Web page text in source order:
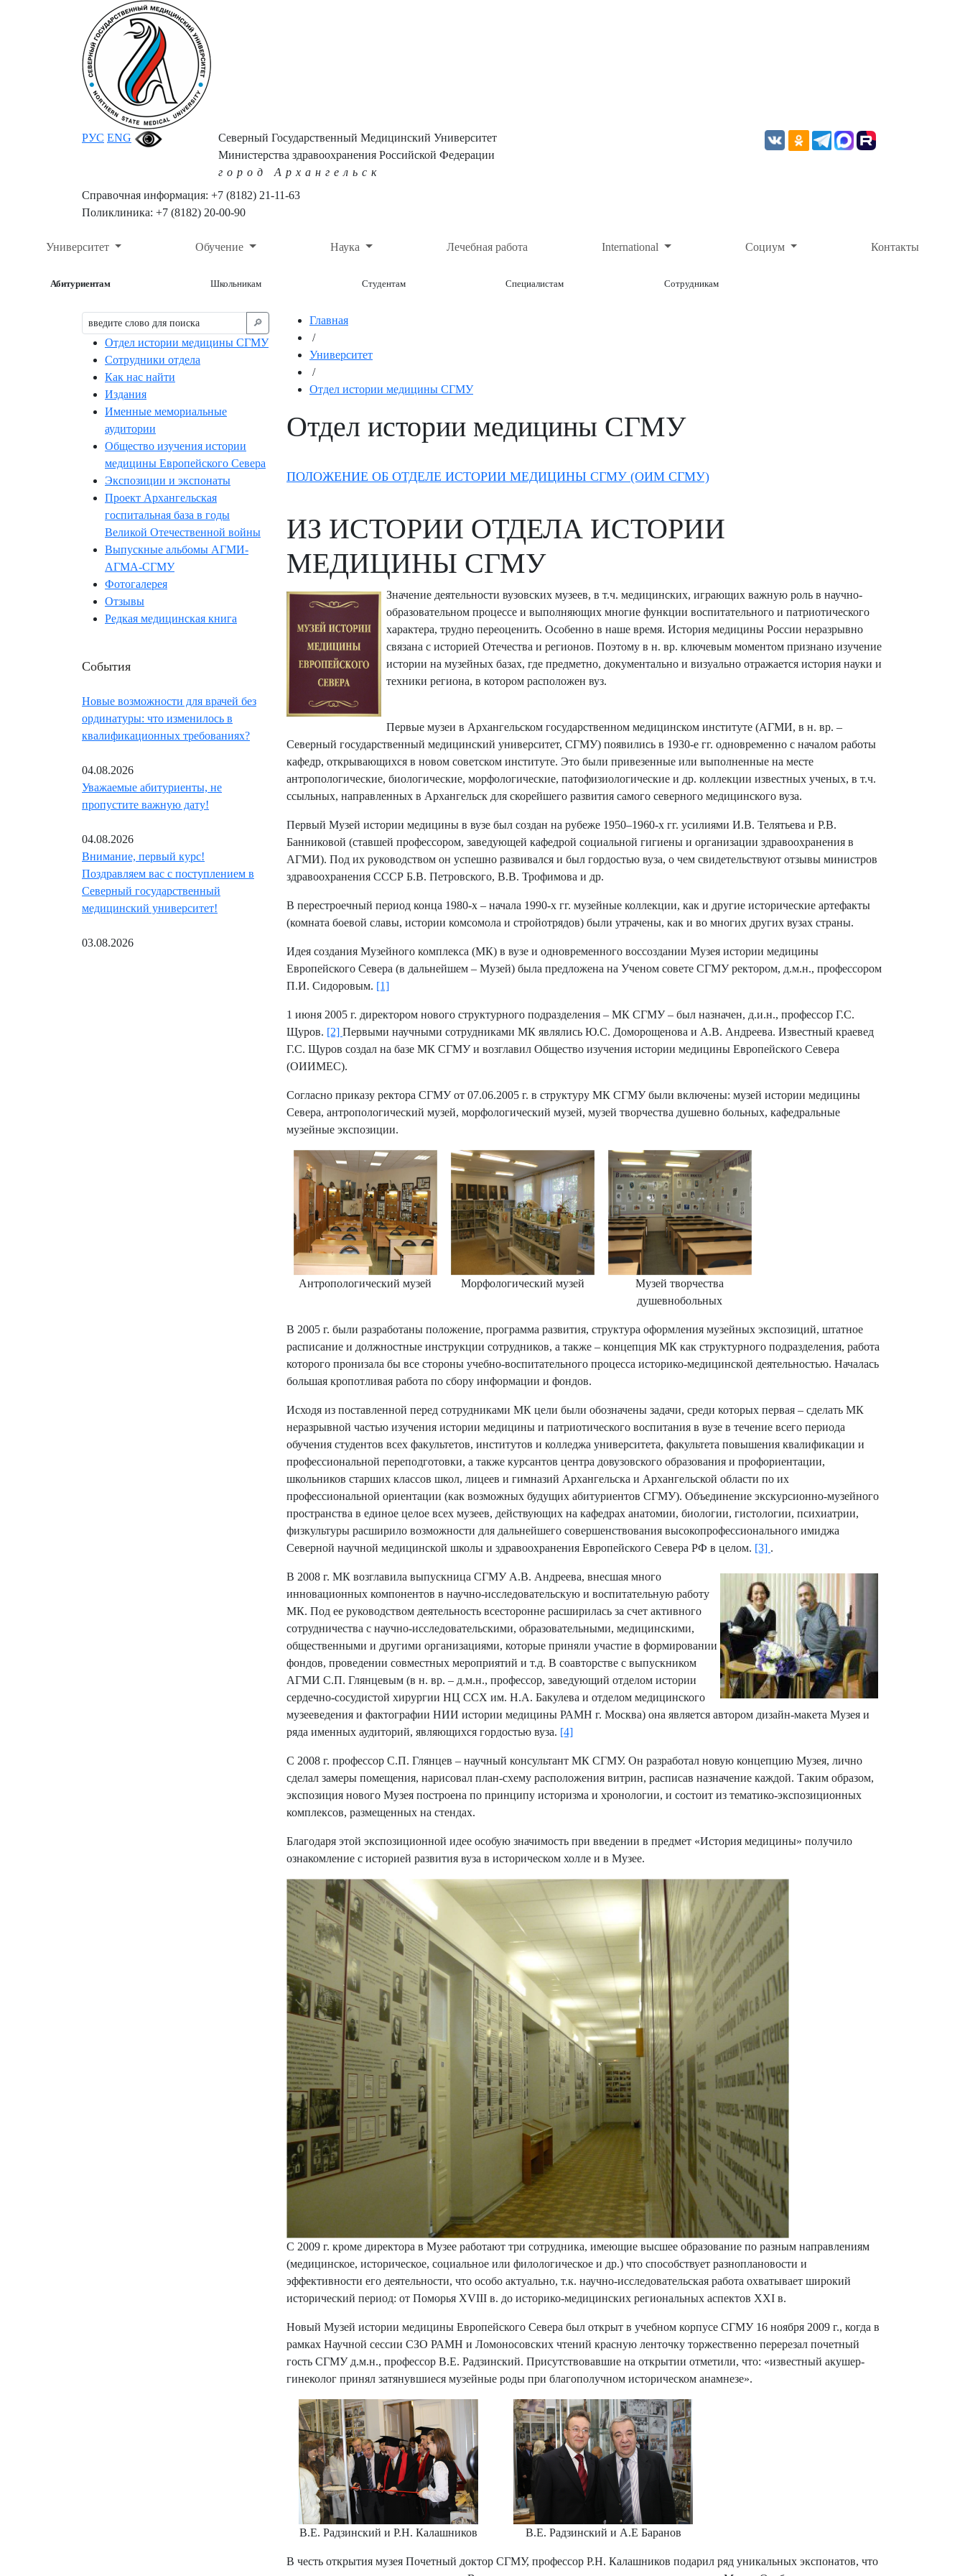
РУС ENG
Северный Государственный Медицинский Университет
Министерства здравоохранения Российской Федерации
город Архангельск
Справочная информация: +7 (8182) 21-11-63
Поликлиника: +7 (8182) 20-00-90
Университет Обучение Наука Лечебная работа International Социум Контакты
Абитуриентам Школьникам Студентам Специалистам Сотрудникам
🔎︎
Отдел истории медицины СГМУ
Сотрудники отдела
Как нас найти
Издания
Именные мемориальные
аудитории
Общество изучения истории
медицины Европейского Севера
Экспозиции и экспонаты
Проект Архангельская
госпитальная база в годы
Великой Отечественной войны
Выпускные альбомы АГМИ-
АГМА-СГМУ
Фотогалерея
Отзывы
Редкая медицинская книга
События
Новые возможности для врачей без
ординатуры: что изменилось в
квалификационных требованиях?
04.08.2026
Уважаемые абитуриенты, не
пропустите важную дату!
04.08.2026
Внимание, первый курс!
Поздравляем вас с поступлением в
Северный государственный
медицинский университет!
03.08.2026
Главная
/
Университет
/
Отдел истории медицины СГМУ
Отдел истории медицины СГМУ
ПОЛОЖЕНИЕ ОБ ОТДЕЛЕ ИСТОРИИ МЕДИЦИНЫ СГМУ (ОИМ СГМУ)
ИЗ ИСТОРИИ ОТДЕЛА ИСТОРИИ
МЕДИЦИНЫ СГМУ
Значение деятельности вузовских музеев, в т.ч. медицинских, играющих важную роль в научно-
образовательном процессе и выполняющих многие функции воспитательного и патриотического
характера, трудно переоценить. Особенно в наше время. История медицины России неразрывно
связана с историей Отечества и регионов. Поэтому в н. вр. ключевым моментом признано изучение
истории на музейных базах, где предметно, документально и визуально отражается история науки и
техники региона, в котором расположен вуз.
Первые музеи в Архангельском государственном медицинском институте (АГМИ, в н. вр. –
Северный государственный медицинский университет, СГМУ) появились в 1930-е гг. одновременно с началом работы
кафедр, открывающихся в новом советском институте. Это были привезенные или выполненные на месте
антропологические, биологические, морфологические, патофизиологические и др. коллекции известных ученых, в т.ч.
ссыльных, направленных в Архангельск для скорейшего развития самого северного медицинского вуза.
Первый Музей истории медицины в вузе был создан на рубеже 1950–1960-х гг. усилиями И.В. Телятьева и Р.В.
Банниковой (ставшей профессором, заведующей кафедрой социальной гигиены и организации здравоохранения в
АГМИ). Под их руководством он успешно развивался и был гордостью вуза, о чем свидетельствуют отзывы министров
здравоохранения СССР Б.В. Петровского, В.В. Трофимова и др.
В перестроечный период конца 1980-х – начала 1990-х гг. музейные коллекции, как и другие исторические артефакты
(комната боевой славы, истории комсомола и стройотрядов) были утрачены, как и во многих других вузах страны.
Идея создания Музейного комплекса (МК) в вузе и одновременного воссоздании Музея истории медицины
Европейского Севера (в дальнейшем – Музей) была предложена на Ученом совете СГМУ ректором, д.м.н., профессором
П.И. Сидоровым. [1]
1 июня 2005 г. директором нового структурного подразделения – МК СГМУ – был назначен, д.и.н., профессор Г.С.
Щуров. [2] Первыми научными сотрудниками МК являлись Ю.С. Доморощенова и А.В. Андреева. Известный краевед
Г.С. Щуров создал на базе МК СГМУ и возглавил Общество изучения истории медицины Европейского Севера
(ОИИМЕС).
Согласно приказу ректора СГМУ от 07.06.2005 г. в структуру МК СГМУ были включены: музей истории медицины
Севера, антропологический музей, морфологический музей, музей творчества душевно больных, кафедральные
музейные экспозиции.
Антропологический музей Морфологический музей
Музей творчества
душевнобольных
В 2005 г. были разработаны положение, программа развития, структура оформления музейных экспозиций, штатное
расписание и должностные инструкции сотрудников, а также – концепция МК как структурного подразделения, работа
которого пронизала бы все стороны учебно-воспитательного процесса историко-медицинской деятельностью. Началась
большая кропотливая работа по сбору информации и фондов.
Исходя из поставленной перед сотрудниками МК цели были обозначены задачи, среди которых первая – сделать МК
неразрывной частью изучения истории медицины и патриотического воспитания в вузе в течение всего периода
обучения студентов всех факультетов, институтов и колледжа университета, факультета повышения квалификации и
профессиональной переподготовки, а также курсантов центра довузовского образования и профориентации,
школьников старших классов школ, лицеев и гимназий Архангельска и Архангельской области по их
профессиональной ориентации (как возможных будущих абитуриентов СГМУ). Объединение экскурсионно-музейного
пространства в единое целое всех музеев, действующих на кафедрах анатомии, биологии, гистологии, психиатрии,
физкультуры расширило возможности для дальнейшего совершенствования высокопрофессионального имиджа
Северной научной медицинской школы и здравоохранения Европейского Севера РФ в целом. [3] .
В 2008 г. МК возглавила выпускница СГМУ А.В. Андреева, внесшая много
инновационных компонентов в научно-исследовательскую и воспитательную работу
МК. Под ее руководством деятельность всесторонне расширилась за счет активного
сотрудничества с научно-исследовательскими, образовательными, медицинскими,
общественными и другими организациями, которые приняли участие в формировании
фондов, проведении совместных мероприятий и т.д. В соавторстве с выпускником
АГМИ С.П. Глянцевым (в н. вр. – д.м.н., профессор, заведующий отделом истории
сердечно-сосудистой хирургии НЦ ССХ им. Н.А. Бакулева и отделом медицинского
музееведения и фактографии НИИ истории медицины РАМН г. Москва) она является автором дизайн-макета Музея и
ряда именных аудиторий, являющихся гордостью вуза. [4]
С 2008 г. профессор С.П. Глянцев – научный консультант МК СГМУ. Он разработал новую концепцию Музея, лично
сделал замеры помещения, нарисовал план-схему расположения витрин, расписав назначение каждой. Таким образом,
экспозиция нового Музея построена по принципу историзма и хронологии, и состоит из тематико-экспозиционных
комплексов, размещенных на стендах.
Благодаря этой экспозиционной идее особую значимость при введении в предмет «История медицины» получило
ознакомление с историей развития вуза в историческом холле и в Музее.
С 2009 г. кроме директора в Музее работают три сотрудника, имеющие высшее образование по разным направлениям
(медицинское, историческое, социальное или филологическое и др.) что способствует разноплановости и
эффективности его деятельности, что особо актуально, т.к. научно-исследовательская работа охватывает широкий
исторический период: от Поморья XVIII в. до историко-медицинских региональных аспектов XXI в.
Новый Музей истории медицины Европейского Севера был открыт в учебном корпусе СГМУ 16 ноября 2009 г., когда в
рамках Научной сессии СЗО РАМН и Ломоносовских чтений красную ленточку торжественно перерезал почетный
гость СГМУ д.м.н., профессор В.Е. Радзинский. Присутствовавшие на открытии отметили, что: «известный акушер-
гинеколог принял затянувшиеся музейные роды при благополучном историческом анамнезе».
В.Е. Радзинский и Р.Н. Калашников В.Е. Радзинский и А.Е Баранов
В честь открытия музея Почетный доктор СГМУ, профессор Р.Н. Калашников подарил ряд уникальных экспонатов, что